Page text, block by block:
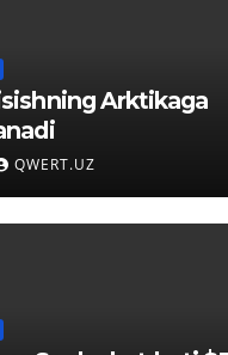
Arktikaga
QWERT.UZ